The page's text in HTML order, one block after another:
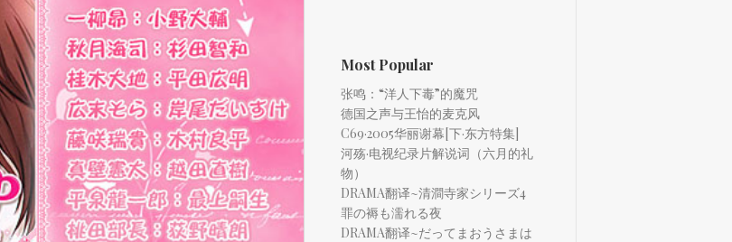
Most Popular
张鸣：“洋人下毒”的魔咒
德国之声与王怡的麦克风
C69·2005华丽谢幕[下·东方特集]
河殇·电视纪录片解说词（六月的礼
物）
DRAMA翻译~清澗寺家シリーズ4
罪の褥も濡れる夜
DRAMA翻译~だってまおうさまは